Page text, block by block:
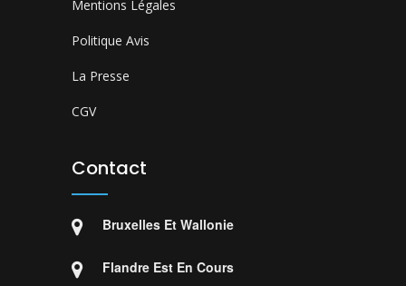
Mentions Légales
Politique Avis
La Presse
CGV
Contact
Bruxelles Et Wallonie
Flandre Est En Cours